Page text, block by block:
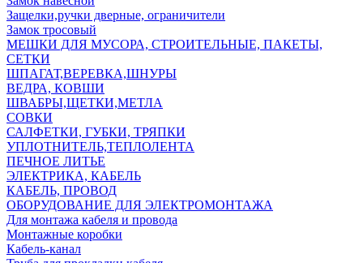
Защелки,ручки дверные, ограничители
Замок тросовый
МЕШКИ ДЛЯ МУСОРА, СТРОИТЕЛЬНЫЕ, ПАКЕТЫ,
СЕТКИ
ШПАГАТ,ВЕРЕВКА,ШНУРЫ
ВЕДРА, КОВШИ
ШВАБРЫ,ЩЕТКИ,МЕТЛА
СОВКИ
САЛФЕТКИ, ГУБКИ, ТРЯПКИ
УПЛОТНИТЕЛЬ,ТЕПЛОЛЕНТА
ПЕЧНОЕ ЛИТЬЕ
ЭЛЕКТРИКА, КАБЕЛЬ
КАБЕЛЬ, ПРОВОД
ОБОРУДОВАНИЕ ДЛЯ ЭЛЕКТРОМОНТАЖА
Для монтажа кабеля и провода
Монтажные коробки
Кабель-канал